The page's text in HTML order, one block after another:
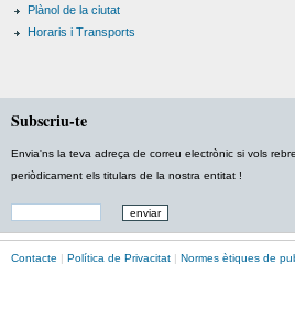
Plànol de la ciutat
Horaris i Transports
Subscriu-te
Envia'ns la teva adreça de correu electrònic si vols rebre
periòdicament els titulars de la nostra entitat !
Contacte | Política de Privacitat | Normes ètiques de